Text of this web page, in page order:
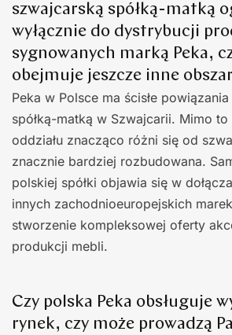
szwajcarską spółką-matką
wyłącznie do dystrybucji
sygnowanych marką Peka,
obejmuje jeszcze inne
Peka w Polsce ma ścisłe
spółką-matką w Szwajcarii. Mimo
oddziału znacząco różni się od
znacznie bardziej rozbudowana.
polskiej spółki objawia się w
innych zachodnioeuropejskich
stworzenie kompleksowej oferty
produkcji mebli.
Czy polska Peka obsługuje
rynek, czy może prowadzą